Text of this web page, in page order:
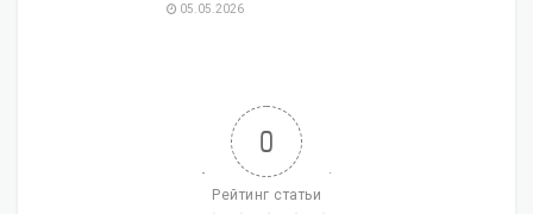
05.05.2026
0
Рейтинг статьи